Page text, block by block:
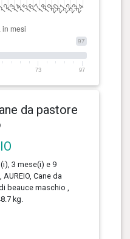
97
73 97
da pastore
3 mese(i) e 9
Cane da
beauce maschio ,
kg.